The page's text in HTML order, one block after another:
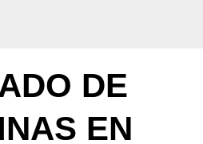
DE
EN